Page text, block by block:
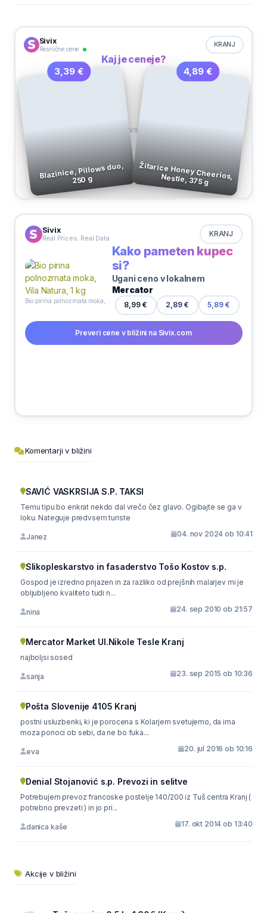
Sivix
Resnične cene
KRANJ
Kaj je ceneje?
3,39 €
Blazinice, Pillows duo,
250 g
VS
4,89 €
Žitarice Honey Cheerios, Nestle, 375 g
Sivix
Real Prices. Real Data KRANJ
Kako pameten kupec
si?
Ugani ceno v lokalnem
Mercator
8,99 € 2,89 € 5,89 €
Preveri cene v bližini na Sivix.com
Komentarji v bližini
SAVIĆ VASKRSIJA S.P. TAKSI
Temu tipu bo enkrat nekdo dal vrečo čez glavo. Ogibajte se ga v
loku. Nateguje predvsem turiste
Janez 04. nov 2024 ob 10:41
Slikopleskarstvo in fasaderstvo Tošo Kostov s.p.
Gospod je izredno prijazen in za razliko od prejšnih malarjev mi je
obljubljeno kvaliteto tudi n...
nina 24. sep 2010 ob 21:57
Mercator Market Ul.Nikole Tesle Kranj
najboljsi sosed
sanja 23. sep 2015 ob 10:36
Pošta Slovenije 4105 Kranj
postni usluzbenki, ki je porocena s Kolarjem svetujemo, da ima
moza ponoci ob sebi, da ne bo fuka...
eva 20. jul 2016 ob 10:16
Denial Stojanović s.p. Prevozi in selitve
Potrebujem prevoz francoske postelje 140/200 iz Tuš centra Kranj (
potrebno prevzeti ) in jo pri...
danica kaše 17. okt 2014 ob 13:40
Akcije v bližini